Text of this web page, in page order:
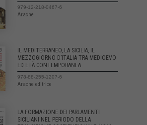
979-12-218-0467-6
Aracne
IL MEDITERRANEO, LA SICILIA, IL
MEZZOGIORNO D’ITALIA TRA MEDIOEVO
ED ETÀ CONTEMPORANEA
978-88-255-1207-6
Aracne editrice
LA FORMAZIONE DEI PARLAMENTI
SICILIANI NEL PERIODO DELLA